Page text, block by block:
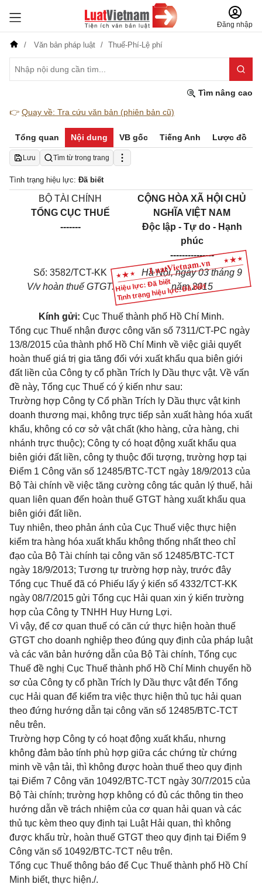
Đăng nhập
Văn bản pháp luật Thuế-Phí-Lệ phí
Tìm nâng cao
👉 Quay về: Tra cứu văn bản (phiên bản cũ)
Tổng quan Nội dung VB gốc Tiếng Anh Lược đồ
Lưu Tìm từ trong trang
Tình trạng hiệu lực: Đã biết
Hiệu lực: Đã biết
Tình trạng hiệu lực: Đã biết
BỘ TÀI CHÍNH
TỔNG CỤC THUẾ
-------
CỘNG HÒA XÃ HỘI CHỦ
NGHĨA VIỆT NAM
Độc lập - Tự do - Hạnh
phúc
---------------
Số: 3582/TCT-KK
V/v hoàn thuế GTGT.
Hà Nội, ngày03tháng 9
năm2015
Kính gửi: Cục Thuế thành phố Hồ Chí Minh.
Tổng cục Thuế nhận được công văn số 7311/CT-PC ngày
13/8/2015 của thành phố Hồ Chí Minh về việc giải quyết
hoàn thuế giá trị gia tăng đối với xuất khẩu qua biên giới
đất liền của Công ty cổ phần Trích ly Dầu thực vật. Về vấn
đề này, Tổng cục Thuế có ý kiến như sau:
Trường hợp Công ty Cổ phần Trích ly Dầu thực vật kinh
doanh thương mại, không trực tiếp sản xuất hàng hóa xuất
khẩu, không có cơ sở vật chất (kho hàng, cửa hàng, chi
nhánh trực thuộc); Công ty có hoạt động xuất khẩu qua
biên giới đất liền, công ty thuộc đối tượng, trường hợp tại
Điểm 1 Công văn số 12485/BTC-TCT ngày 18/9/2013 của
Bộ Tài chính về việc tăng cường công tác quản lý thuế, hải
quan liên quan đến hoàn thuế GTGT hàng xuất khẩu qua
biên giới đất liền.
Tuy nhiên, theo phản ánh của Cục Thuế việc thực hiện
kiểm tra hàng hóa xuất khẩu không thống nhất theo chỉ
đạo của Bộ Tài chính tại công văn số 12485/BTC-TCT
ngày 18/9/2013; Tương tự trường hợp này, trước đây
Tổng cục Thuế đã có Phiếu lấy ý kiến số 4332/TCT-KK
ngày 08/7/2015 gửi Tổng cục Hải quan xin ý kiến trường
hợp của Công ty TNHH Huy Hưng Lợi.
Vì vậy, để cơ quan thuế có căn cứ thực hiện hoàn thuế
GTGT cho doanh nghiệp theo đúng quy định của pháp luật
và các văn bản hướng dẫn của Bộ Tài chính, Tổng cục
Thuế đề nghị Cục Thuế thành phố Hồ Chí Minh chuyển hồ
sơ của Công ty cổ phần Trích ly Dầu thực vật đến Tổng
cục Hải quan để kiểm tra việc thực hiện thủ tục hải quan
theo đứng hướng dẫn tại công văn số 12485/BTC-TCT
nêu trên.
Trường hợp Công ty có hoạt động xuất khẩu, nhưng
không đảm bảo tính phù hợp giữa các chứng từ chứng
minh về vận tải, thì không được hoàn thuế theo quy định
tại Điểm 7 Công văn 10492/BTC-TCT ngày 30/7/2015 của
Bộ Tài chính; trường hợp không có đủ các thông tin theo
hướng dẫn về trách nhiệm của cơ quan hải quan và các
thủ tục kèm theo quy định tại Luật Hải quan, thì không
được khấu trừ, hoàn thuế GTGT theo quy định tại Điểm 9
Công văn số 10492/BTC-TCT nêu trên.
Tổng cục Thuế thông báo để Cục Thuế thành phố Hồ Chí
Minh biết, thực hiện./.